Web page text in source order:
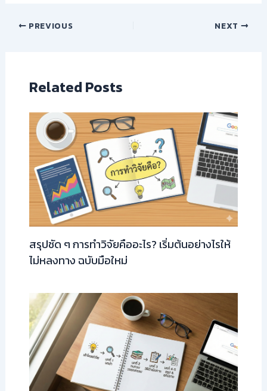
PREVIOUS NEXT
Related Posts
สรุปชัด ๆ การทำวิจัยคืออะไร? เริ่มต้นอย่างไรให้
ไม่หลงทาง ฉบับมือใหม่